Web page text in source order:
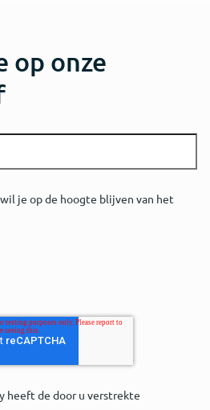
op onze
je op de hoogte blijven van het
heeft de door u verstrekte